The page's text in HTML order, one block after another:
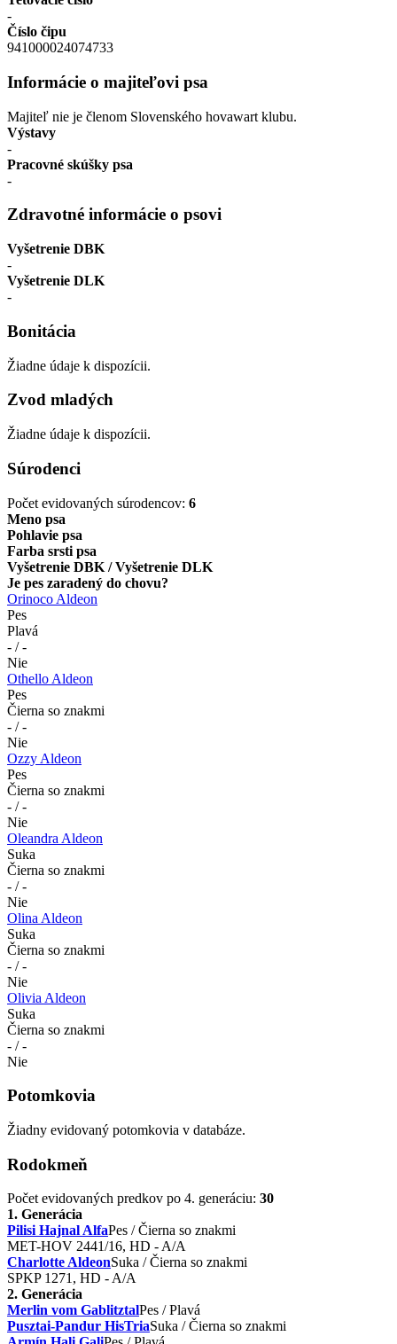
-
Číslo čipu
941000024074733
Informácie o majiteľovi psa
Majiteľ nie je členom Slovenského hovawart klubu.
Výstavy
-
Pracovné skúšky psa
-
Zdravotné informácie o psovi
Vyšetrenie DBK
-
Vyšetrenie DLK
-
Bonitácia
Žiadne údaje k dispozícii.
Zvod mladých
Žiadne údaje k dispozícii.
Súrodenci
Počet evidovaných súrodencov: 6
Meno psa
Pohlavie psa
Farba srsti psa
Vyšetrenie DBK / Vyšetrenie DLK
Je pes zaradený do chovu?
Orinoco Aldeon
Pes
Plavá
- / -
Nie
Othello Aldeon
Pes
Čierna so znakmi
- / -
Nie
Ozzy Aldeon
Pes
Čierna so znakmi
- / -
Nie
Oleandra Aldeon
Suka
Čierna so znakmi
- / -
Nie
Olina Aldeon
Suka
Čierna so znakmi
- / -
Nie
Olivia Aldeon
Suka
Čierna so znakmi
- / -
Nie
Potomkovia
Žiadny evidovaný potomkovia v databáze.
Rodokmeň
Počet evidovaných predkov po 4. generáciu: 30
1. Generácia
Pilisi Hajnal AlfaPes / Čierna so znakmi
MET-HOV 2441/16, HD - A/A
Charlotte AldeonSuka / Čierna so znakmi
SPKP 1271, HD - A/A
2. Generácia
Merlin vom GablitztalPes / Plavá
Pusztai-Pandur HisTriaSuka / Čierna so znakmi